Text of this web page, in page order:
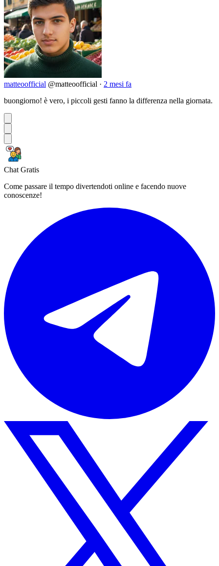
matteoofficial @matteoofficial · 2 mesi fa
buongiorno! è vero, i piccoli gesti fanno la differenza nella giornata.
Chat Gratis
Come passare il tempo divertendoti online e facendo nuove
conoscenze!